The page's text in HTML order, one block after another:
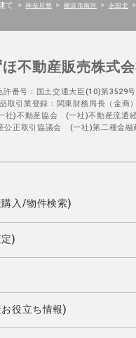
て > 神奈川県 > 横浜市南区 > 永田北 >
ほ不動産販売株式
許番号：国土交通大臣(10)第3529
取引業登録：関東財務局長（金商
社)不動産協会 (一社)不動産流通
公正取引協議会 (一社)第二種金融
入/物件検索)
)
役立ち情報)